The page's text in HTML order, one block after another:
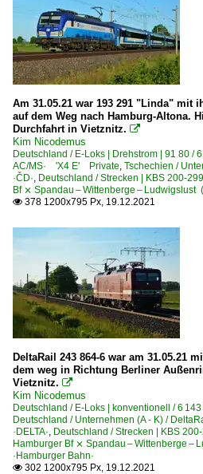
Am 31.05.21 war 193 291 "Linda" mit
auf dem Weg nach Hamburg-Altona.
Durchfahrt in Vietznitz. 
Kim Nicodemus
Deutschland / E-Loks | Drehstrom | 91 80
AC/MS· 'X4 E' Private Tschechien /
·ČD· Deutschland / Strecken | KBS 200-
Bf ⨯ Spandau – Wittenberge –
 378 1200x795 Px, 19.12.2021
DeltaRail 243 864-6 war am 31.05.21
dem weg in Richtung Berliner
Vietznitz. 
Kim Nicodemus
Deutschland / E-Loks | konventionell / 6
Deutschland / Unternehmen (A - K) /
·DELTA· Deutschland / Strecken | KBS
Hamburger Bf ⨯ Spandau – Wittenberge –
·Hamburger Bahn·
 302 1200x795 Px, 19.12.2021